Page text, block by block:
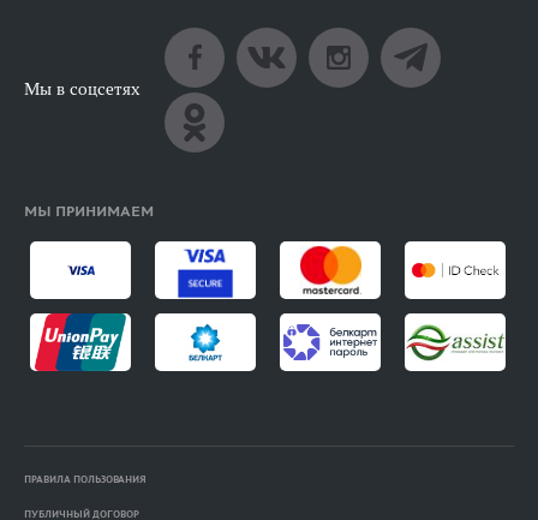
Мы в соцсетях
МЫ ПРИНИМАЕМ
ПРАВИЛА ПОЛЬЗОВАНИЯ
ПУБЛИЧНЫЙ ДОГОВОР